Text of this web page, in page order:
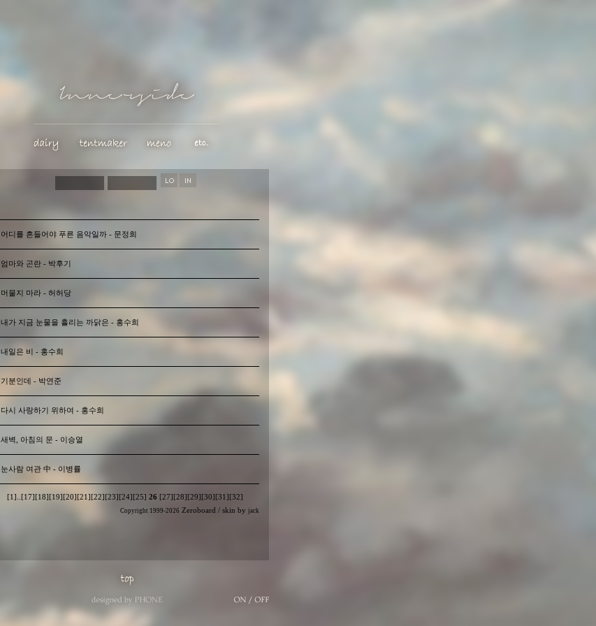
어디를 흔들어야 푸른 음악일까 - 문정희
엄마와 곤란 - 박후기
머물지 마라 - 허허당
내가 지금 눈물을 흘리는 까닭은 - 홍수희
내일은 비 - 홍수희
기분인데 - 박연준
다시 사랑하기 위하여 - 홍수희
새벽, 아침의 문 - 이승열
눈사람 여관 中 - 이병률
[1] [17] [18] [19] [20] [21] [22] [23] [24] [25] 26 [27] [28] [29] [30] [31] [32]
Copyright 1999-2026 Zeroboard / skin by jack